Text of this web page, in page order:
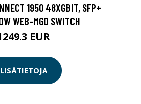
1950 48XGBIT, SFP+
WEB-MGD SWITCH
EUR
LISÄTIETOJA